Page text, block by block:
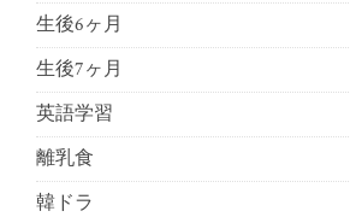
生後6ヶ月
生後7ヶ月
英語学習
離乳食
韓ドラ